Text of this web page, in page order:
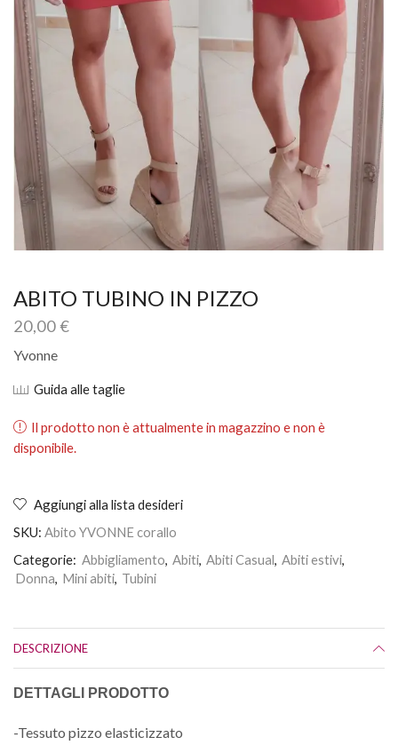
ABITO TUBINO IN PIZZO
20,00€
Yvonne
Guida alle taglie
Il prodotto non è attualmente in magazzino e non è
disponibile.
Aggiungi alla lista desideri
SKU: Abito YVONNE corallo
Categorie: Abbigliamento, Abiti, Abiti Casual, Abiti estivi,
Donna, Mini abiti, Tubini
DESCRIZIONE
DETTAGLI PRODOTTO
-Tessuto pizzo elasticizzato